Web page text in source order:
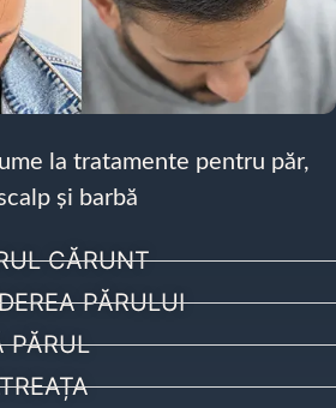
la tratamente pentru păr,
și barbă
CĂRUNT
PĂRULUI
PĂRUL